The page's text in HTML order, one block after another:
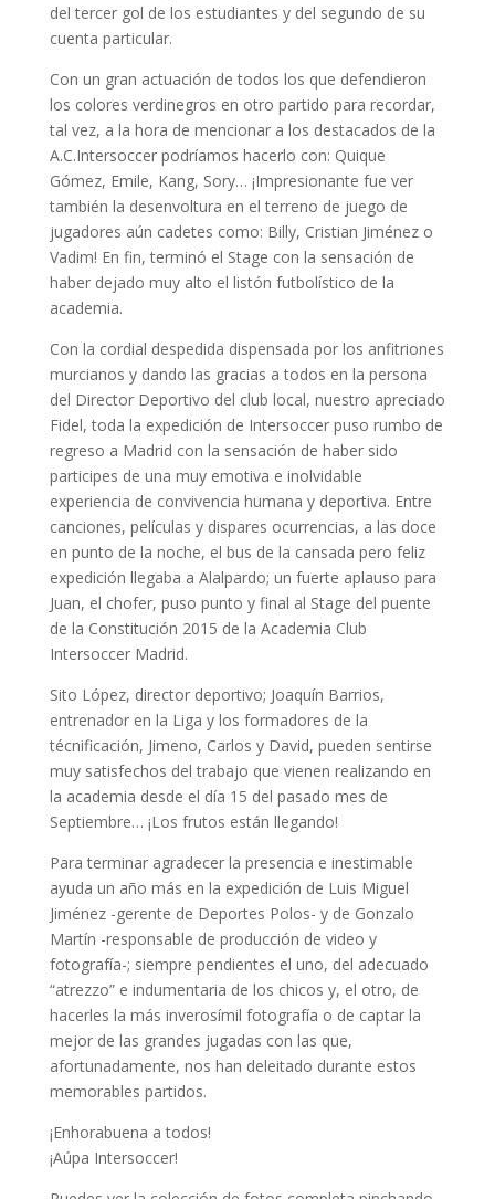
del tercer gol de los estudiantes y del segundo de su
cuenta particular.
Con un gran actuación de todos los que defendieron
los colores verdinegros en otro partido para recordar,
tal vez, a la hora de mencionar a los destacados de la
A.C.Intersoccer podríamos hacerlo con: Quique
Gómez, Emile, Kang, Sory… ¡Impresionante fue ver
también la desenvoltura en el terreno de juego de
jugadores aún cadetes como: Billy, Cristian Jiménez o
Vadim! En fin, terminó el Stage con la sensación de
haber dejado muy alto el listón futbolístico de la
academia.
Con la cordial despedida dispensada por los anfitriones
murcianos y dando las gracias a todos en la persona
del Director Deportivo del club local, nuestro apreciado
Fidel, toda la expedición de Intersoccer puso rumbo de
regreso a Madrid con la sensación de haber sido
participes de una muy emotiva e inolvidable
experiencia de convivencia humana y deportiva. Entre
canciones, películas y dispares ocurrencias, a las doce
en punto de la noche, el bus de la cansada pero feliz
expedición llegaba a Alalpardo; un fuerte aplauso para
Juan, el chofer, puso punto y final al Stage del puente
de la Constitución 2015 de la Academia Club
Intersoccer Madrid.
Sito López, director deportivo; Joaquín Barrios,
entrenador en la Liga y los formadores de la
técnificación, Jimeno, Carlos y David, pueden sentirse
muy satisfechos del trabajo que vienen realizando en
la academia desde el día 15 del pasado mes de
Septiembre… ¡Los frutos están llegando!
Para terminar agradecer la presencia e inestimable
ayuda un año más en la expedición de Luis Miguel
Jiménez -gerente de Deportes Polos- y de Gonzalo
Martín -responsable de producción de video y
fotografía-; siempre pendientes el uno, del adecuado
“atrezzo” e indumentaria de los chicos y, el otro, de
hacerles la más inverosímil fotografía o de captar la
mejor de las grandes jugadas con las que,
afortunadamente, nos han deleitado durante estos
memorables partidos.
¡Enhorabuena a todos!
¡Aúpa Intersoccer!